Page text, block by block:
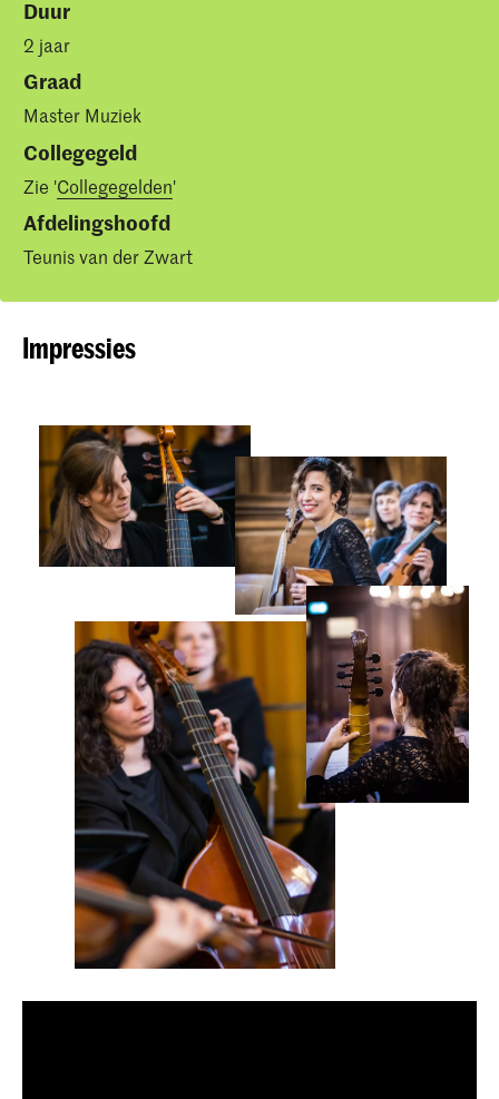
Duur
2 jaar
Graad
Master Muziek
Collegegeld
Zie 'Collegegelden'
Afdelingshoofd
Teunis van der Zwart
Impressies